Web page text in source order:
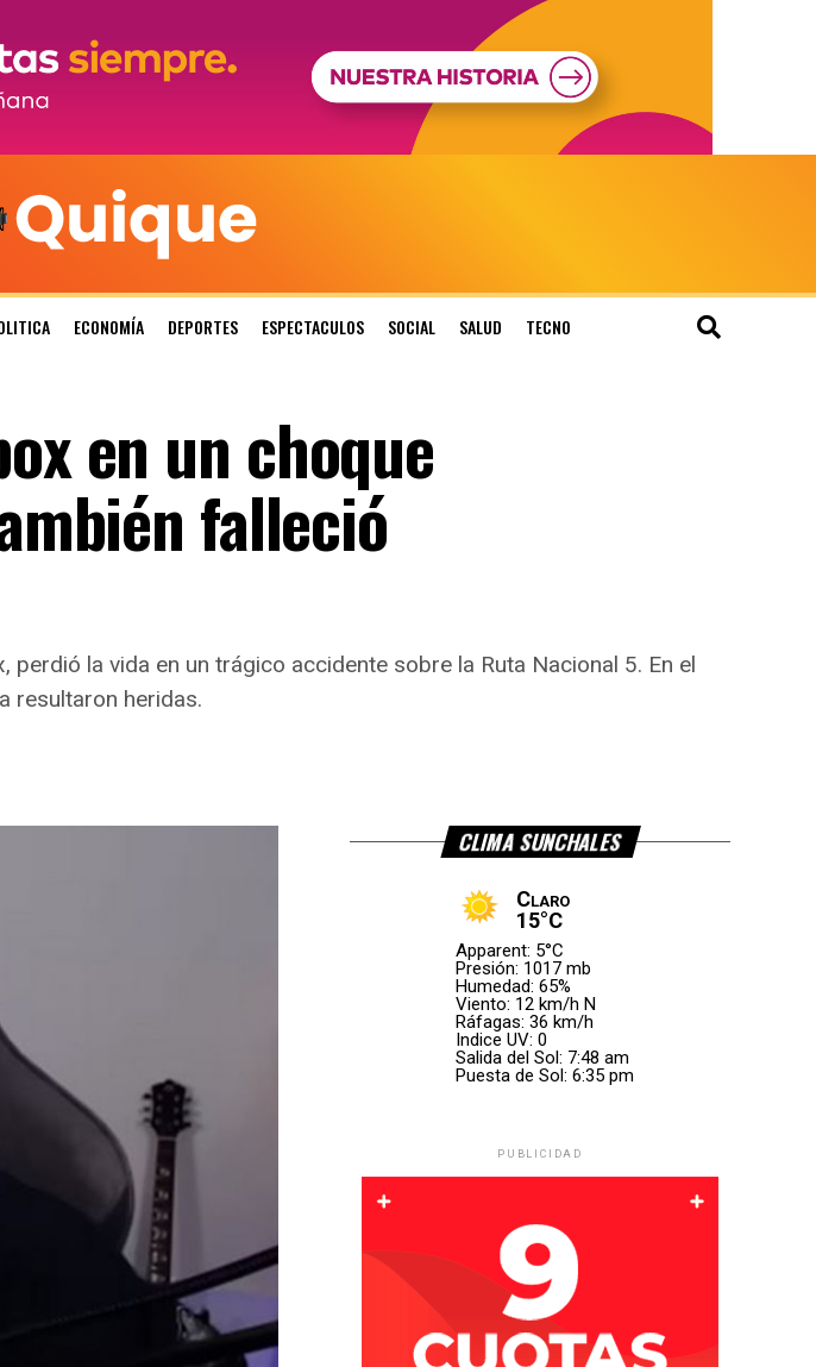
ECONOMÍA DEPORTES ESPECTACULOS SOCIAL SALUD TECNO
en un choque
falleció
la vida en un trágico accidente sobre la Ruta Nacional 5. En el
resultaron heridas.
CLIMA SUNCHALES
Claro
15°C
Apparent: 5°C
Presión: 1017 mb
Humedad: 65%
Viento: 12 km/h N
Ráfagas: 36 km/h
Indice UV: 0
Salida del Sol: 7:48 am
Puesta de Sol: 6:35 pm
PUBLICIDAD